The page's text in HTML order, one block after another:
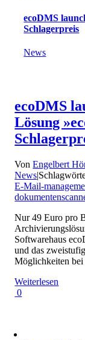
ecoDMS
Schlagerpreis
News
ecoDMS
Lösung
VonEngelbert
News|
E-Mail-
Nur 49 Euro pro
Softwarehaus
und das
Möglichkeiten
Weiterlesen
0